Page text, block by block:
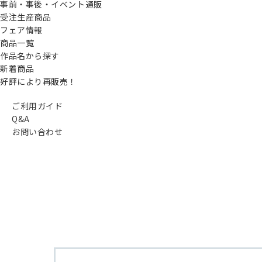
事前・事後・イベント通販
受注生産商品
フェア情報
商品一覧
作品名から探す
新着商品
好評により再販売！
ご利用ガイド
Q&A
お問い合わせ